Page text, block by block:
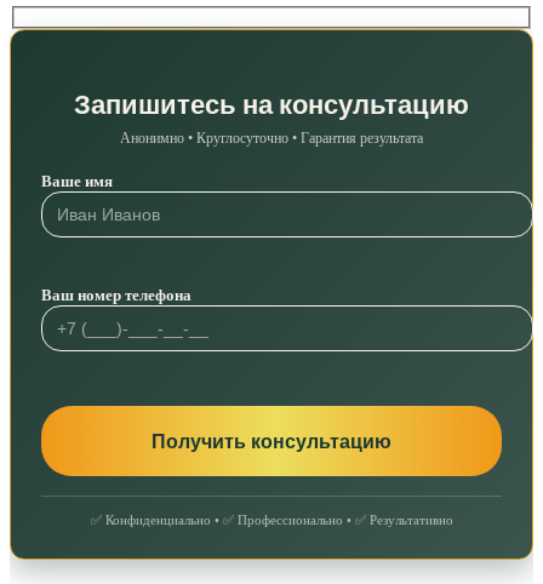
Запишитесь на консультацию
Анонимно • Круглосуточно • Гарантия результата
Ваше имя
Ваш номер телефона
✅ Конфиденциально • ✅ Профессионально • ✅ Результативно